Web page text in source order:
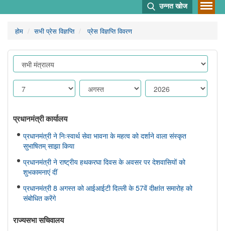
उन्नत खोज
होम सभी प्रेस विज्ञप्ति प्रेस विज्ञप्ति विवरण
प्रधानमंत्री कार्यालय
प्रधानमंत्री ने निःस्वार्थ सेवा भावना के महत्व को दर्शाने वाला संस्कृत
सुभाषितम् साझा किया
प्रधानमंत्री ने राष्ट्रीय हथकरघा दिवस के अवसर पर देशवासियों को
शुभकामनाएं दीं
प्रधानमंत्री 8 अगस्त को आईआईटी दिल्ली के 57वें दीक्षांत समारोह को
संबोधित करेंगे
राज्यसभा सचिवालय